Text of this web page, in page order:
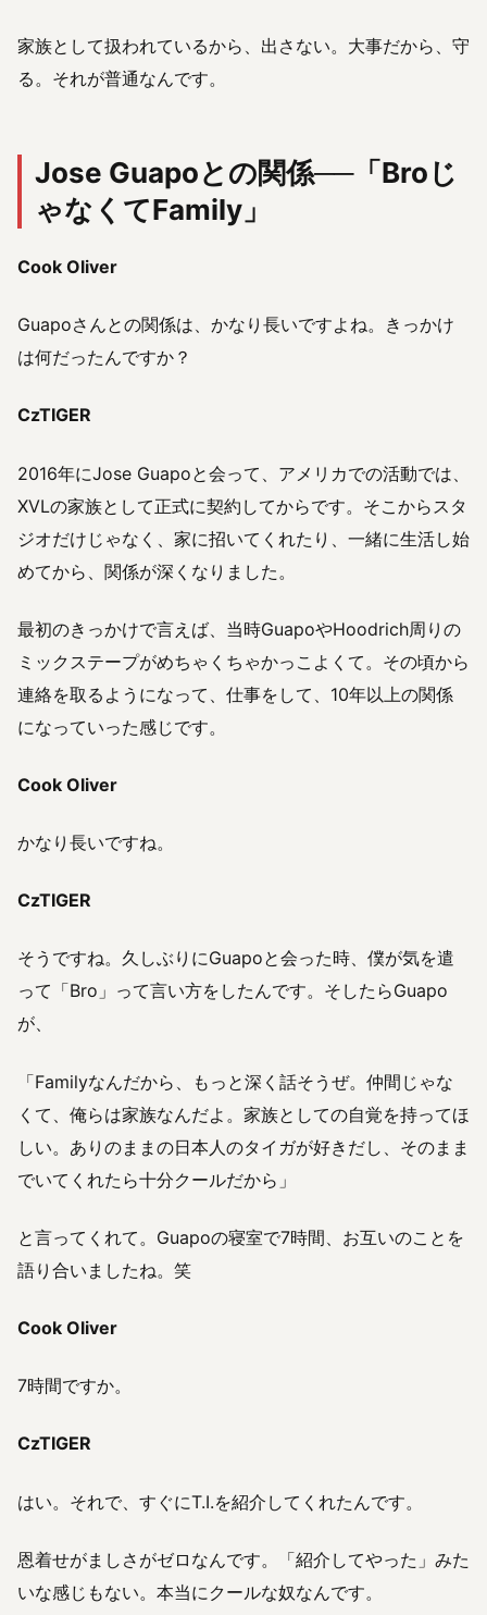
家族として扱われているから、出さない。大事だから、守
る。それが普通なんです。
Jose Guapoとの関係──「Broじ
ゃなくてFamily」
Cook Oliver
Guapoさんとの関係は、かなり長いですよね。きっかけ
は何だったんですか？
CzTIGER
2016年にJose Guapoと会って、アメリカでの活動では、
XVLの家族として正式に契約してからです。そこからスタ
ジオだけじゃなく、家に招いてくれたり、一緒に生活し始
めてから、関係が深くなりました。
最初のきっかけで言えば、当時GuapoやHoodrich周りの
ミックステープがめちゃくちゃかっこよくて。その頃から
連絡を取るようになって、仕事をして、10年以上の関係
になっていった感じです。
Cook Oliver
かなり長いですね。
CzTIGER
そうですね。久しぶりにGuapoと会った時、僕が気を遣
って「Bro」って言い方をしたんです。そしたらGuapo
が、
「Familyなんだから、もっと深く話そうぜ。仲間じゃな
くて、俺らは家族なんだよ。家族としての自覚を持ってほ
しい。ありのままの日本人のタイガが好きだし、そのまま
でいてくれたら十分クールだから」
と言ってくれて。Guapoの寝室で7時間、お互いのことを
語り合いましたね。笑
Cook Oliver
7時間ですか。
CzTIGER
はい。それで、すぐにT.I.を紹介してくれたんです。
恩着せがましさがゼロなんです。「紹介してやった」みた
いな感じもない。本当にクールな奴なんです。